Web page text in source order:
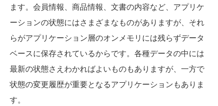
ます。会員情報、商品情報、文書の内容など、アプリケ
ーションの状態にはさまざまなものがありますが、それ
らがアプリケーション層のオンメモリには残らずデータ
ベースに保存されているからです。各種データの中には
最新の状態さえわかればよいものもありますが、一方で
状態の変更履歴が重要となるアプリケーションもありま
す。